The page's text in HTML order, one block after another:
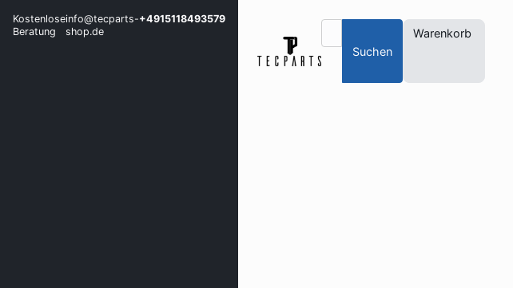
Kostenlose
Beratung
info@tecparts-
shop.de
+4915118493579
Suchen
Warenkorb